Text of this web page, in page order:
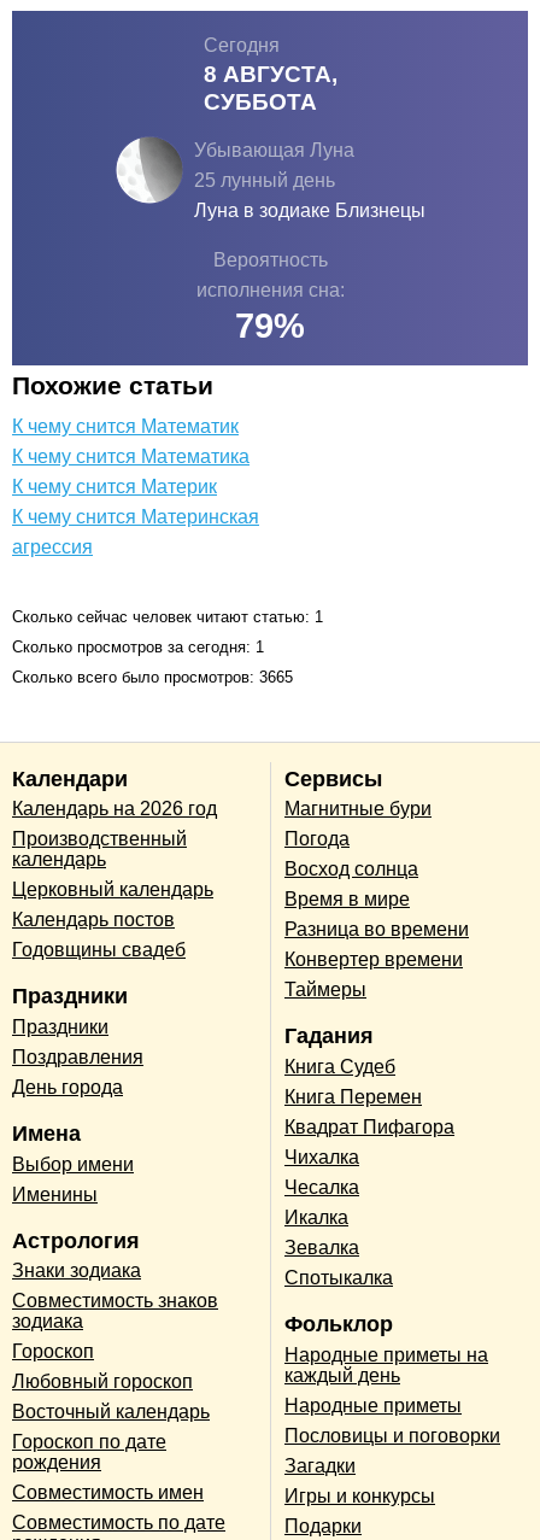
Сегодня
8 АВГУСТА,
СУББОТА
Убывающая Луна
25 лунный день
Луна в зодиаке Близнецы
Вероятность
исполнения сна:
79%
Похожие статьи
К чему снится Математик
К чему снится Математика
К чему снится Материк
К чему снится Материнская
агрессия
Сколько сейчас человек читают статью: 1
Сколько просмотров за сегодня: 1
Сколько всего было просмотров: 3665
Календари
Календарь на 2026 год
Производственный
календарь
Церковный календарь
Календарь постов
Годовщины свадеб
Праздники
Праздники
Поздравления
День города
Имена
Выбор имени
Именины
Астрология
Знаки зодиака
Совместимость знаков
зодиака
Гороскоп
Любовный гороскоп
Восточный календарь
Гороскоп по дате
рождения
Совместимость имен
Совместимость по дате
Сервисы
Магнитные бури
Погода
Восход солнца
Время в мире
Разница во времени
Конвертер времени
Таймеры
Гадания
Книга Судеб
Книга Перемен
Квадрат Пифагора
Чихалка
Чесалка
Икалка
Зевалка
Спотыкалка
Фольклор
Народные приметы на
каждый день
Народные приметы
Пословицы и поговорки
Загадки
Игры и конкурсы
Подарки